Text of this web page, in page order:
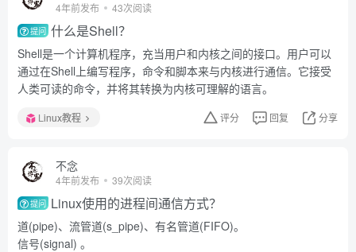
4年前发布 43次阅读
提问 什么是Shell？
Shell是一个计算机程序，充当用户和内核之间的接口。用户可以
通过在Shell上编写程序，命令和脚本来与内核进行通信。它接受
人类可读的命令，并将其转换为内核可理解的语言。
Linux教程 评分 回复 分享
不念
4年前发布 39次阅读
提问 Linux使用的进程间通信方式？
道(pipe)、流管道(s_pipe)、有名管道(FIFO)。
信号(signal) 。